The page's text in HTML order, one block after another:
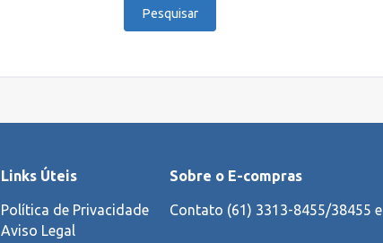
Links Úteis
Política de Privacidade
Aviso Legal
Sobre o E-compras
Contato (61) 3313-8455/38455 e